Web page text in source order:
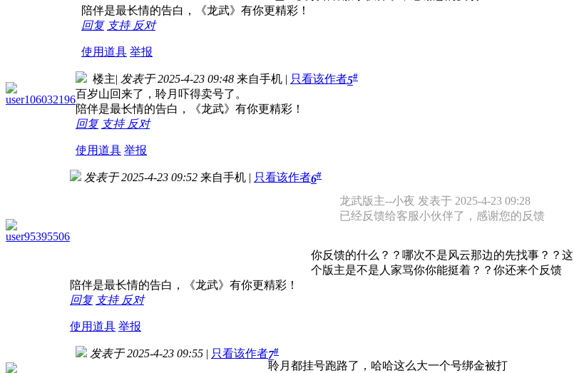
陪伴是最长情的告白，《龙武》有你更精彩！
回复 支持 反对
使用道具 举报
user106032196
楼主| 发表于 2025-4-23 09:48 来自手机 | 只看该作者5#
百岁山回来了，聆月吓得卖号了。
陪伴是最长情的告白，《龙武》有你更精彩！
回复 支持 反对
使用道具 举报
user95395506
发表于 2025-4-23 09:52 来自手机 | 只看该作者6#
龙武版主--小夜 发表于 2025-4-23 09:28
已经反馈给客服小伙伴了，感谢您的反馈
你反馈的什么？？哪次不是风云那边的先找事？？这
个版主是不是人家骂你你能挺着？？你还来个反馈
陪伴是最长情的告白，《龙武》有你更精彩！
回复 支持 反对
使用道具 举报
发表于 2025-4-23 09:55 | 只看该作者7#
聆月都挂号跑路了，哈哈这么大一个号绑金被打